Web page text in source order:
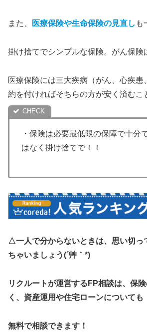
また、 医療保険や生命保険の見直し も
掛け捨てでシンプルな保険。がん保険
医療保険には三大疾病（がん、心疾患
約を付ければそちらの方が安く済むこ
・保険は必要最低限の保障で十分
はなく掛け捨てで！！
△一人で分からないときは、思い切っ
ちゃいましょう(´艸｀*)
リクルートが運営するFP相談は、保
く、資産運用や住宅ローンについても
無料で相談できます！